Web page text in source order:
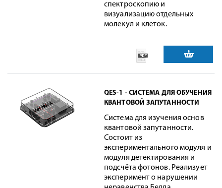
спектроскопию и
визуализацию отдельных
молекул и клеток.
QES-1 - СИСТЕМА ДЛЯ ОБУЧЕНИЯ
КВАНТОВОЙ ЗАПУТАННОСТИ
Система для изучения основ
квантовой запутанности.
Состоит из
экспериментального модуля и
модуля детектирования и
подсчёта фотонов. Реализует
эксперимент о нарушении